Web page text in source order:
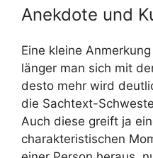
Anekdote und
Eine kleine
länger man sich mit
desto mehr wird
die Sachtext-
Auch diese greift ja
charakteristischen